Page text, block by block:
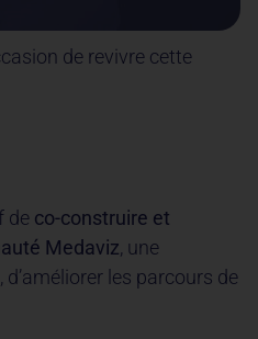
de revivre cette
de co-construire et
Medaviz, une
les parcours de